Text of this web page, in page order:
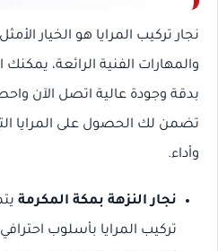
نجار تركيب المرايا هو الخيار
والمهارات الفنية الرائعة، يمكنك
بدقة وجودة عالية اتصل الآن
تضمن لك الحصول على المرايا
وأداء.
نجار النزهة بمكة المكرمة
تركيب المرايا بأسلوب